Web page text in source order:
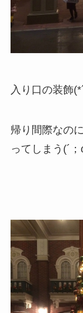
入り口の装飾
帰り間際なの
ってしまう(´